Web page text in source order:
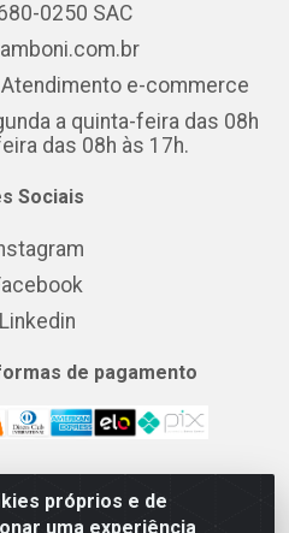
próprios e de
uma experiência
0250 SAC
e-commerce
a quinta-feira das 08h
das 08h às 17h.
Sociais
Linkedin
de pagamento
DE COSMÉTICOS ALIMENTOS E